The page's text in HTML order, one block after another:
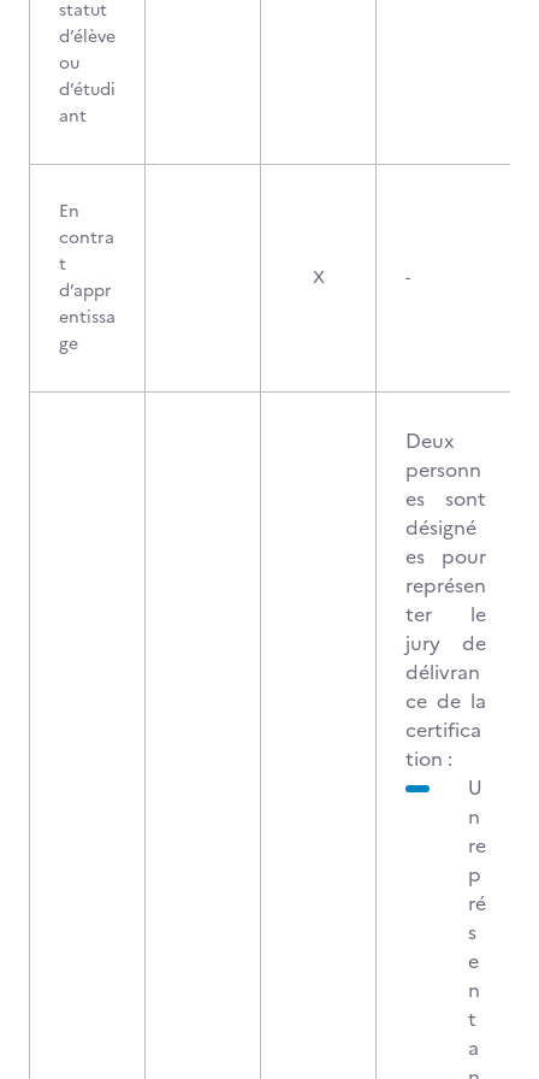
statut
d’élève
ou
d’étudi
ant
En
contra
t
d’appr
entissa
ge
X -
Deux
personn
es sont
désigné
es pour
représen
ter le
jury de
délivran
ce de la
certifica
tion :
U
n
re
p
ré
s
e
n
t
a